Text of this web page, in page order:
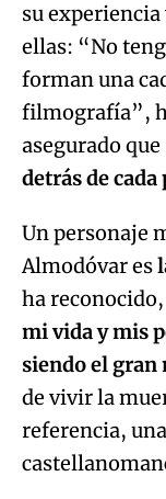
su experiencia
ellas: “No
forman una
filmografía”,
asegurado que
detrás de
Un personaje
Almodóvar es
ha reconocido,
mi vida y mis
siendo el gran
de vivir la
referencia,